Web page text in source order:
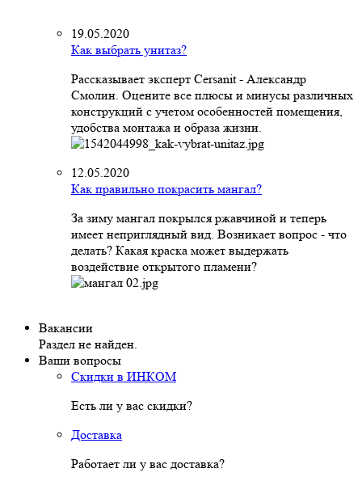
19.05.2020
Как выбрать унитаз?
Рассказывает эксперт Cersanit - Александр
Смолин. Оцените все плюсы и минусы различных
конструкций с учетом особенностей помещения,
удобства монтажа и образа жизни.
12.05.2020
Как правильно покрасить мангал?
За зиму мангал покрылся ржавчиной и теперь
имеет неприглядный вид. Возникает вопрос - что
делать? Какая краска может выдержать
воздействие открытого пламени?
Вакансии
Раздел не найден.
Ваши вопросы
Скидки в ИНКОМ
Есть ли у вас скидки?
Доставка
Работает ли у вас доставка?